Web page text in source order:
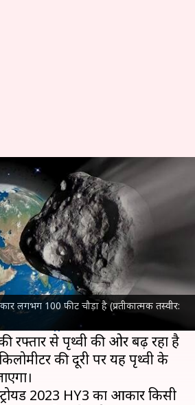
लगभग 100 फीट चौड़ा है (प्रतीकात्मक तस्वीर:
करीब से गुजरेंगे 3 बड़े
पर अंतरिक्ष एजेंसियां
2023 10:10 am
बड़े एस्ट्रोयड को लेकर अलर्ट जारी
के काफी करीब पहुंच जाएंगे।
नामक
लगभग 23,596
रफ्तार से पृथ्वी की ओर बढ़ रहा है
की दूरी पर यह पृथ्वी के
2023 HY3 का आकार किसी